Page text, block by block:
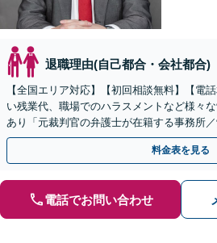
退職理由(自己都合・会社都合)
【全国エリア対応】【初回相談無料】【電
い残業代、職場でのハラスメントなど様々
あり「元裁判官の弁護士が在籍する事務所
裁判官経験を活かした最適な戦略を立案」
料金表を見る
電話でお問い合わせ